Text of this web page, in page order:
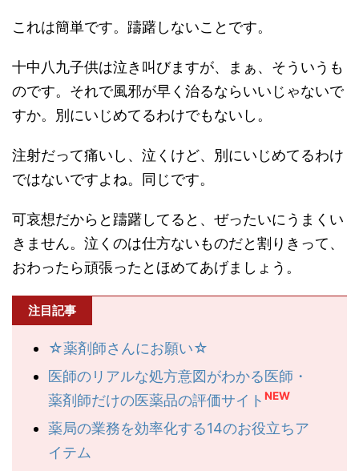
これは簡単です。躊躇しないことです。
十中八九子供は泣き叫びますが、まぁ、そういうも
のです。それで風邪が早く治るならいいじゃないで
すか。別にいじめてるわけでもないし。
注射だって痛いし、泣くけど、別にいじめてるわけ
ではないですよね。同じです。
可哀想だからと躊躇してると、ぜったいにうまくい
きません。泣くのは仕方ないものだと割りきって、
おわったら頑張ったとほめてあげましょう。
注目記事
☆薬剤師さんにお願い☆
医師のリアルな処方意図がわかる医師・
薬剤師だけの医薬品の評価サイト NEW
薬局の業務を効率化する14のお役立ちア
イテム